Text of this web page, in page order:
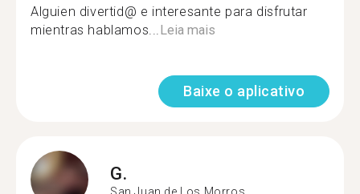
Alguien divertid@ e interesante para disfrutar
mientras hablamos... Leia mais
Baixe o aplicativo
G.